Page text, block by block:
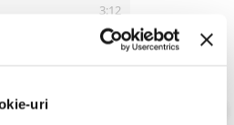
uri
3:12
3:58
or M-)